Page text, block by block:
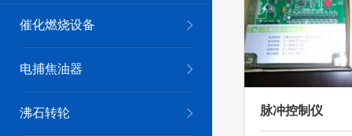
催化燃烧设备
电捕焦油器
沸石转轮 脉冲控制仪